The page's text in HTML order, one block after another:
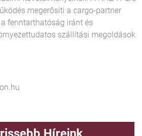
megerősíti a cargo-partner
fenntarthatóság iránt és
szállítási megoldások